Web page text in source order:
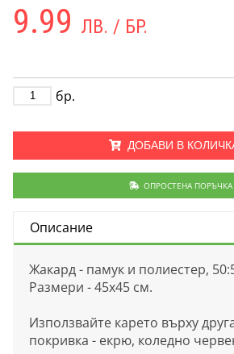
9.99 ЛВ. / БР.
бр.
ДОБАВИ В
ОПРОСТЕНА ПОРЪЧКА
Описание
Жакард - памук и полиестер,
Размери - 45х45 см.
Използвайте карето върху
покривка - екрю, коледно